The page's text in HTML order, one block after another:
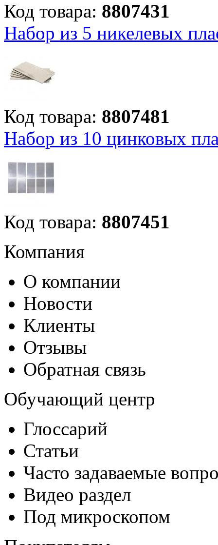
Код товара: 8807431
Набор из 5 никелевых
Код товара: 8807481
Набор из 10 цинковых
Код товара: 8807451
Компания
О компании
Новости
Клиенты
Отзывы
Обратная связь
Обучающий центр
Глоссарий
Статьи
Часто задаваемые
Видео раздел
Под микроскопом